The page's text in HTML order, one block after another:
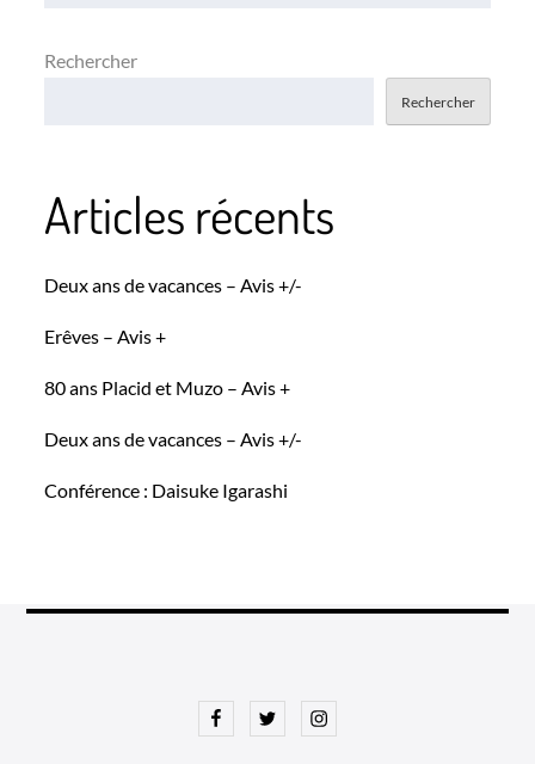
Rechercher
Rechercher
Articles récents
Deux ans de vacances – Avis +/-
Erêves – Avis +
80 ans Placid et Muzo – Avis +
Deux ans de vacances – Avis +/-
Conférence : Daisuke Igarashi
FacebookTwitterInstagram